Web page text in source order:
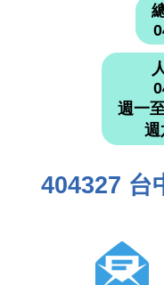
週一
週
404327 台